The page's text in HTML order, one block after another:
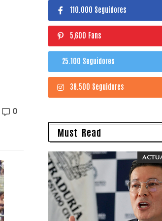
0
110.000 Seguidores
5,600 Fans
25.100 Seguidores
38.500 Seguidores
Must Read